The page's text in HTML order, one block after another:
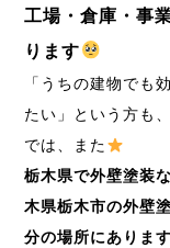
工場・倉庫・事
ります
「うちの建物でも
たい」という方も
では、また
栃木県で外壁塗装
木県栃木市の外壁
分の場所にありま